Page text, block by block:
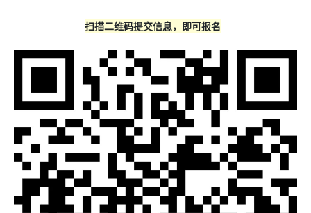
扫描二维码提交信息，即可报名